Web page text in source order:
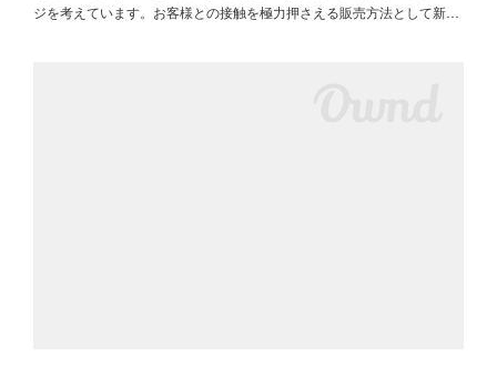
ジを考えています。お客様との接触を極力押さえる販売方法として新…